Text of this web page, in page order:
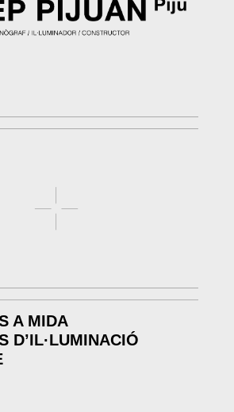
A MIDA
D’IL·LUMINACIÓ